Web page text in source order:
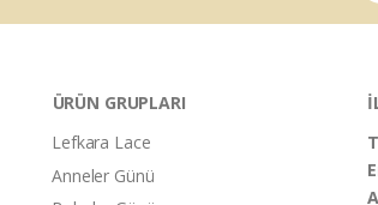
ÜRÜN GRUPLARI
Lefkara Lace
Anneler Günü